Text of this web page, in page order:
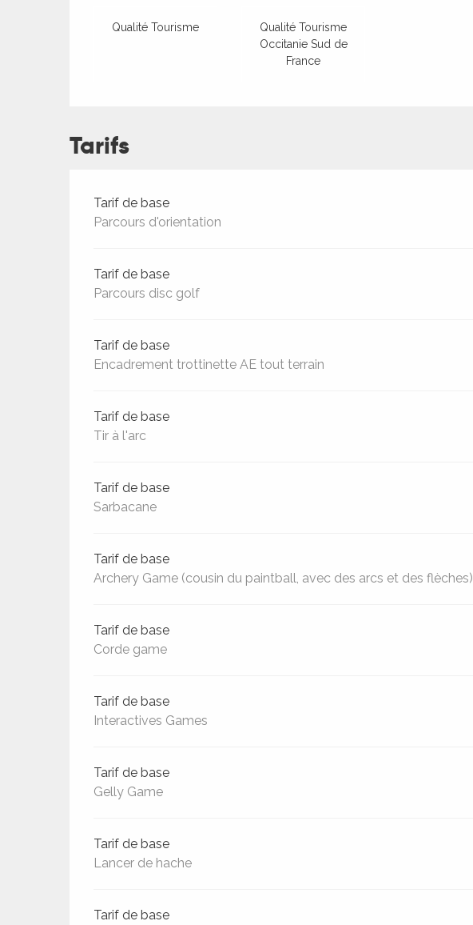
Qualité Tourisme
Qualité Tourisme
Occitanie Sud de
France
Tarifs
Tarifs 2026
Tarif de base
Parcours d'orientation
Tarif de base
Parcours disc golf
Tarif de base
Encadrement trottinette AE tout terrain
Tarif de base
Tir à l'arc
Tarif de base
Sarbacane
Tarif de base
Archery Game (cousin du paintball, avec des arcs et des flèches)
Tarif de base
Corde game
Tarif de base
Interactives Games
Tarif de base
Gelly Game
Tarif de base
Lancer de hache
Tarif de base